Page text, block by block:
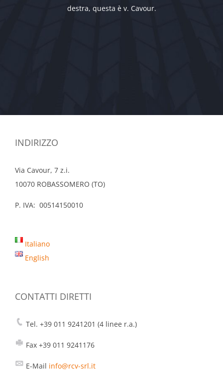
destra, questa è v. Cavour.
INDIRIZZO
Via Cavour, 7 z.i.
10070 ROBASSOMERO (TO)
P. IVA: 00514150010
Italiano
English
CONTATTI DIRETTI
Tel. +39 011 9241201 (4 linee r.a.)
Fax +39 011 9241176
E-Mail info@rcv-srl.it